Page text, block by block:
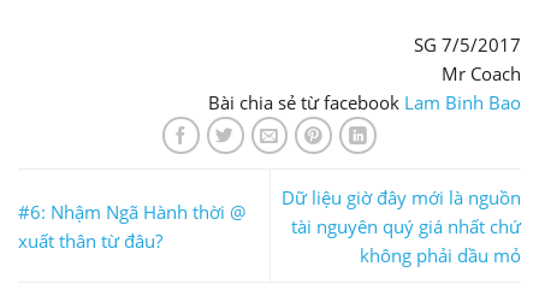
SG 7/5/2017
Mr Coach
Bài chia sẻ từ facebook Lam Binh Bao
#6: Nhậm Ngã Hành thời @
xuất thân từ đâu?
Dữ liệu giờ đây mới là nguồn
tài nguyên quý giá nhất chứ
không phải dầu mỏ